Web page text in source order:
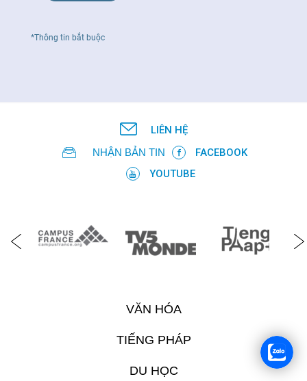
*Thông tin bắt buộc
LIÊN HỆ
NHẬN BẢN TIN
FACEBOOK
YOUTUBE
VĂN HÓA
TIẾNG PHÁP
DU HỌC